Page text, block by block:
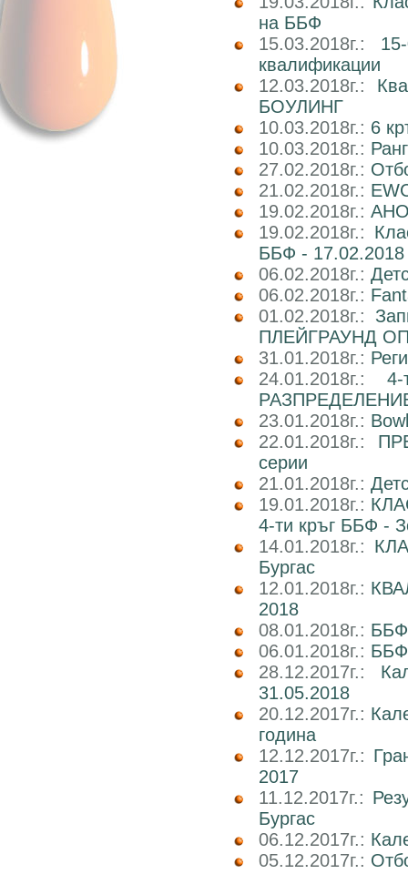
на ББФ
15.03.2018г.:
квалификации
12.03.2018г.:
БОУЛИНГ
10.03.2018г.: 6
10.03.2018г.:
27.02.2018г.:
21.02.2018г.:
19.02.2018г.:
19.02.2018г.:
ББФ - 17.02.2018
06.02.2018г.:
06.02.2018г.:
01.02.2018г.:
ПЛЕЙГРАУНД
31.01.2018г.:
24.01.2018г.:
23.01.2018г.:
22.01.2018г.:
серии
21.01.2018г.:
19.01.2018г.:
4-ти кръг ББФ -
14.01.2018г.:
Бургас
12.01.2018г.:
2018
08.01.2018г.: ББФ
06.01.2018г.: ББФ
28.12.2017г.:
31.05.2018
20.12.2017г.:
година
12.12.2017г.:
2017
11.12.2017г.:
Бургас
06.12.2017г.:
05.12.2017г.: